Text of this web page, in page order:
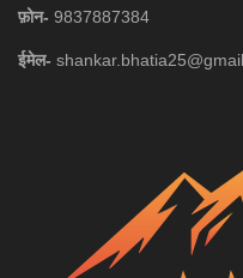
फ़ोन- 9837887384
ईमेल-